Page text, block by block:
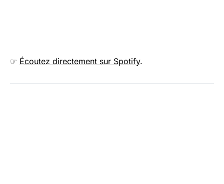
☞ Écoutez directement sur Spotify.